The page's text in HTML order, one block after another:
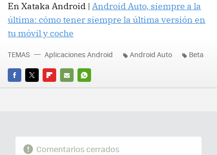
En Xataka Android | Android Auto, siempre a la
última: cómo tener siempre la última versión en
tu móvil y coche
FACEBOOK
TWITTERFLIPBOARD
E-
WHATSAPP
TEMAS Aplicaciones Android Android Auto Beta
Comentarios cerrados